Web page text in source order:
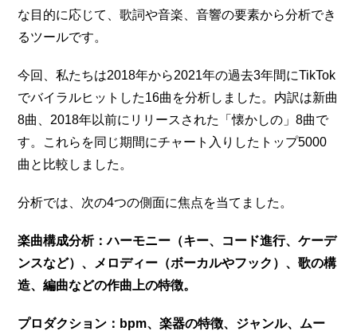
な目的に応じて、歌詞や音楽、音響の要素から分析でき
るツールです。
今回、私たちは2018年から2021年の過去3年間にTikTok
でバイラルヒットした16曲を分析しました。内訳は新曲
8曲、2018年以前にリリースされた「懐かしの」8曲で
す。これらを同じ期間にチャート入りしたトップ5000
曲と比較しました。
分析では、次の4つの側面に焦点を当てました。
楽曲構成分析：ハーモニー（キー、コード進行、ケーデ
ンスなど）、メロディー（ボーカルやフック）、歌の構
造、編曲などの作曲上の特徴。
プロダクション：bpm、楽器の特徴、ジャンル、ムー